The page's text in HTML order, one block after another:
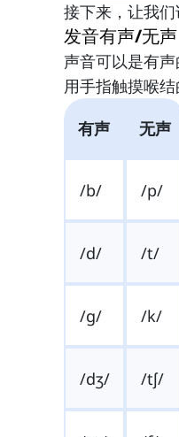
接下来，让我们
发音有声/无声
声音可以是有
用手指触摸喉
有声
无声
/b/ /p/
/d/ /t/
/g/ /k/
/dʒ/ /tʃ/